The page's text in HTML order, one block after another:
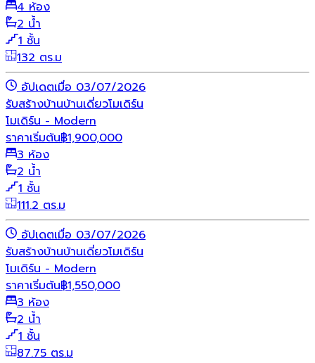
4 ห้อง
2 น้ำ
1 ชั้น
132 ตร.ม
อัปเดตเมื่อ 03/07/2026
รับสร้างบ้านบ้านเดี่ยวโมเดิร์น
โมเดิร์น - Modern
ราคาเริ่มต้น฿1,900,000
3 ห้อง
2 น้ำ
1 ชั้น
111.2 ตร.ม
อัปเดตเมื่อ 03/07/2026
รับสร้างบ้านบ้านเดี่ยวโมเดิร์น
โมเดิร์น - Modern
ราคาเริ่มต้น฿1,550,000
3 ห้อง
2 น้ำ
1 ชั้น
87.75 ตร.ม